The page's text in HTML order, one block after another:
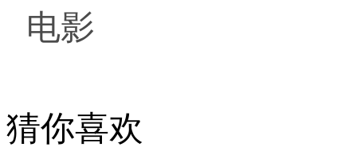
电影
猜你喜欢